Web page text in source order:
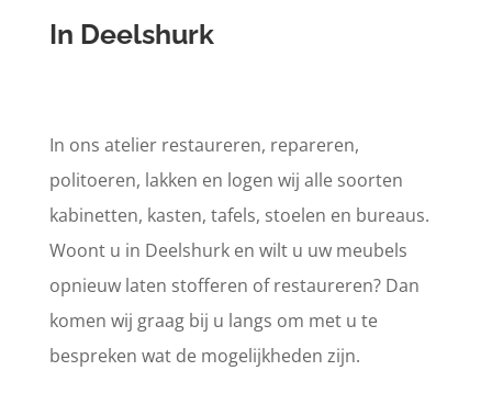
In Deelshurk
In ons atelier restaureren, repareren,
politoeren, lakken en logen wij alle soorten
kabinetten, kasten, tafels, stoelen en bureaus.
Woont u in Deelshurk en wilt u uw meubels
opnieuw laten stofferen of restaureren? Dan
komen wij graag bij u langs om met u te
bespreken wat de mogelijkheden zijn.